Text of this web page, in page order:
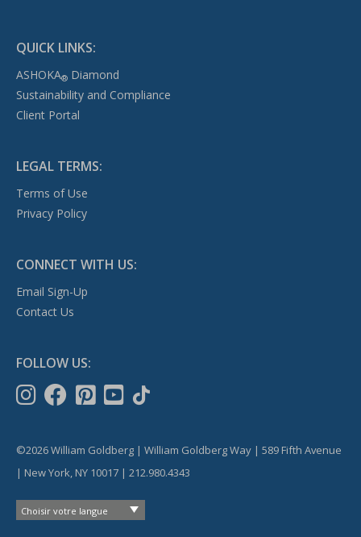
QUICK LINKS:
ASHOKA®Diamond
Sustainability and Compliance
Client Portal
LEGAL TERMS:
Terms of Use
Privacy Policy
CONNECT WITH US:
Email Sign-Up
Contact Us
FOLLOW US:
©2026 William Goldberg | William Goldberg Way | 589 Fifth Avenue
| New York, NY 10017 | 212.980.4343